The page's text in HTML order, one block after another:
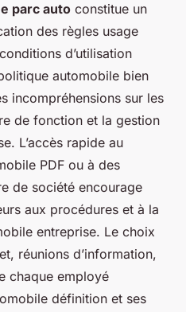
parc auto constitue un
des règles usage
d’utilisation
automobile bien
incompréhensions sur les
de fonction et la gestion
L’accès rapide au
PDF ou à des
de société encourage
aux procédures et à la
entreprise. Le choix
réunions d’information,
chaque employé
définition et ses